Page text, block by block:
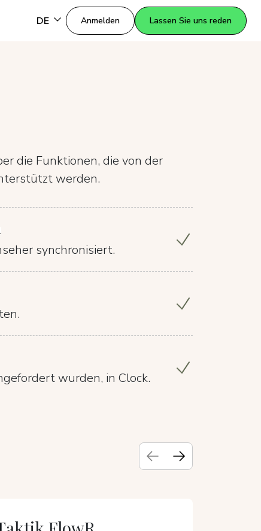
DE Anmelden Lassen Sie uns reden
die Funktionen, die von der
werden.
synchronisiert.
wurden, in Clock.